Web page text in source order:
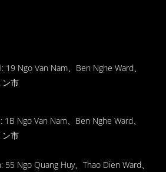
19 Ngo Van Nam、Ben Nghe Ward、
市
Ngo Van Nam、Ben Nghe Ward、
市
Ngo Quang Huy、Thao Dien Ward、